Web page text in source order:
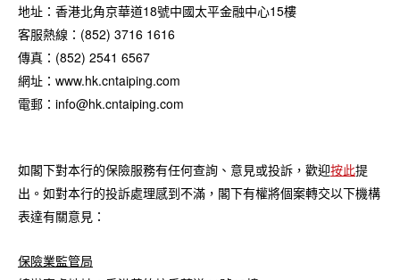
地址：香港北角京華道18號中國太平金融中心15樓
客服熱線：(852) 3716 1616
傳真：(852) 2541 6567
網址：www.hk.cntaiping.com
電郵：info@hk.cntaiping.com
如閣下對本行的保險服務有任何查詢、意見或投訴，歡迎按此提
出。如對本行的投訴處理感到不滿，閣下有權將個案轉交以下機構
表達有關意見：
保險業監管局